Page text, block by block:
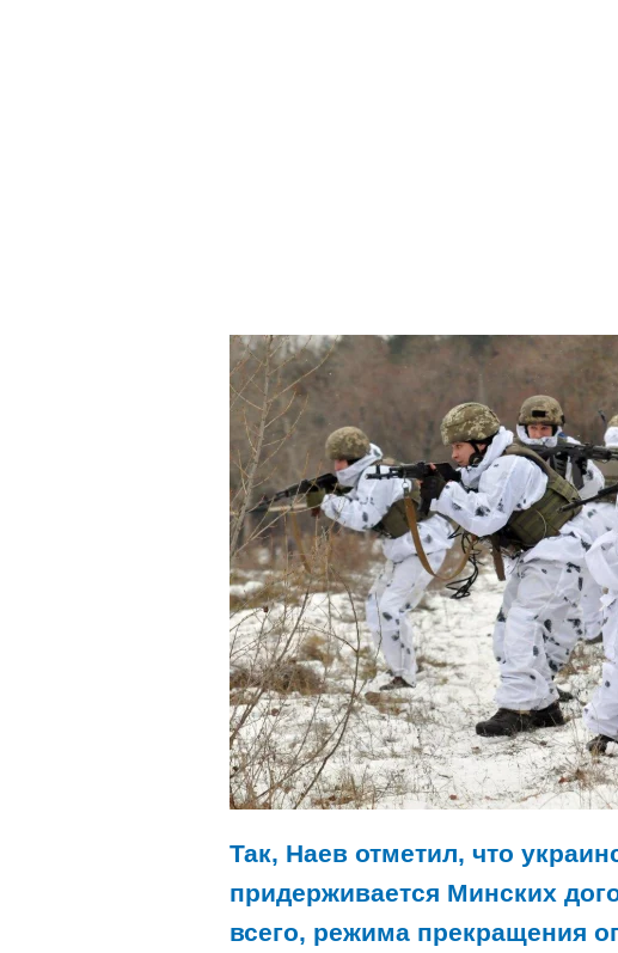
Так, Наев отметил, что
придерживается Минских
всего, режима прекращения